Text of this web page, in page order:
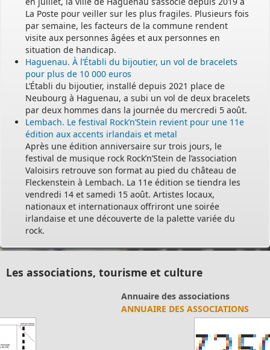
La Poste pour veiller sur les plus fragiles. Plusieurs fois
par semaine, les facteurs de la commune rendent
visite aux personnes âgées et aux personnes en
situation de handicap.
Haguenau. À l’Établi du bijoutier, un vol de bracelets
pour plus de 10 000 euros
L’Établi du bijoutier, installé depuis 2021 place de
Neubourg à Haguenau, a subi un vol de deux bracelets
par deux hommes dans la journée du mercredi 5 août.
Lembach. Le festival Rock’n’Stein revient pour une 11e
édition aux accents irlandais et metal
Après une édition anniversaire sur trois jours, le
festival de musique rock Rock’n’Stein de l’association
Valoisirs retrouve son format au pied du château de
Fleckenstein à Lembach. La 11e édition se tiendra les
vendredi 14 et samedi 15 août. Artistes locaux,
nationaux et internationaux offriront une soirée
irlandaise et une découverte de la palette variée du
rock.
Les associations, tourisme et culture
ANNUAIRE DES ASSOCIATIONS